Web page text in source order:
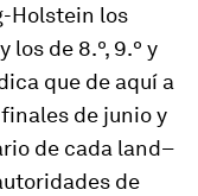
Holstein los
los de 8.º, 9.º y
que de aquí a
de junio y
de cada land–
de